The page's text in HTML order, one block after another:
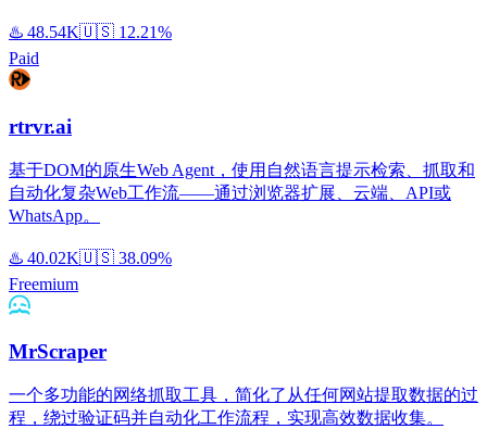
♨️ 48.54K🇺🇸 12.21%
Paid
rtrvr.ai
基于DOM的原生Web Agent，使用自然语言提示检索、抓取和
自动化复杂Web工作流——通过浏览器扩展、云端、API或
WhatsApp。
♨️ 40.02K🇺🇸 38.09%
Freemium
MrScraper
一个多功能的网络抓取工具，简化了从任何网站提取数据的过
程，绕过验证码并自动化工作流程，实现高效数据收集。